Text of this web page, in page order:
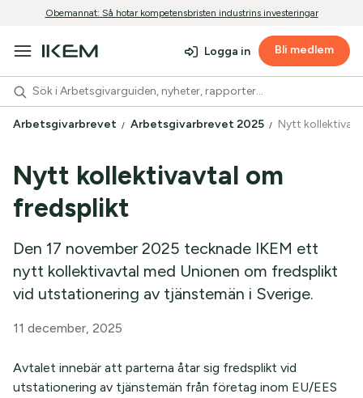
Obemannat: Så hotar kompetensbristen industrins investeringar
Logga in Bli medlem
Arbetsgivarbrevet Arbetsgivarbrevet 2025 Nytt
Nytt kollektivavtal om
fredsplikt
Den 17 november 2025 tecknade IKEM ett
nytt kollektivavtal med Unionen om fredsplikt
vid utstationering av tjänstemän i Sverige.
11 december, 2025
Avtalet innebär att parterna åtar sig fredsplikt vid
utstationering av tjänstemän från företag inom EU/EES